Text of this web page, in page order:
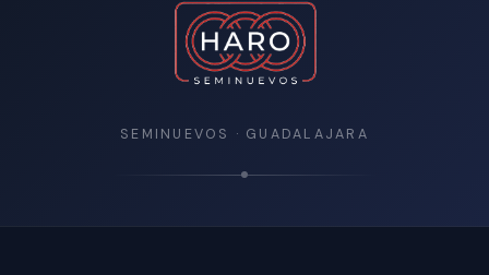
SEMINUEVOS · GUADALAJARA